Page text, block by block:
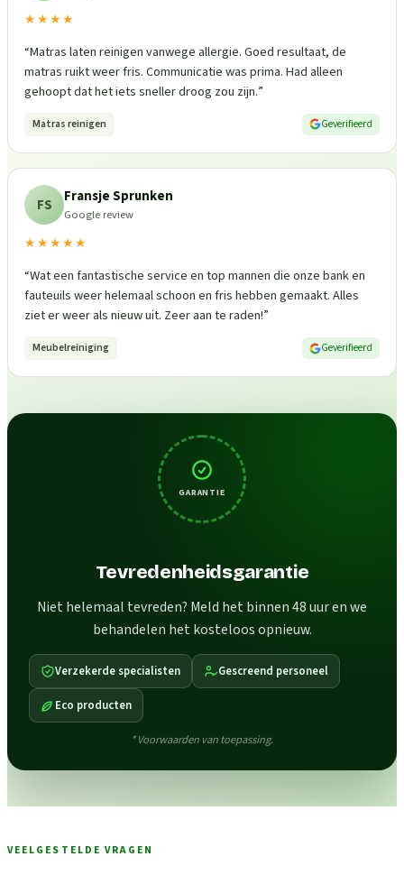
★★★★
“Matras laten reinigen vanwege allergie. Goed resultaat, de
matras ruikt weer fris. Communicatie was prima. Had alleen
gehoopt dat het iets sneller droog zou zijn.”
Matras reinigen Geverifieerd
FS Fransje Sprunken
Google review
★★★★★
“Wat een fantastische service en top mannen die onze bank en
fauteuils weer helemaal schoon en fris hebben gemaakt. Alles
ziet er weer als nieuw uit. Zeer aan te raden!”
Meubelreiniging Geverifieerd
GARANTIE
Tevredenheidsgarantie
Niet helemaal tevreden? Meld het binnen 48 uur en we
behandelen het kosteloos opnieuw.
Verzekerde specialisten Gescreend personeel
Eco producten
* Voorwaarden van toepassing.
VEELGESTELDE VRAGEN